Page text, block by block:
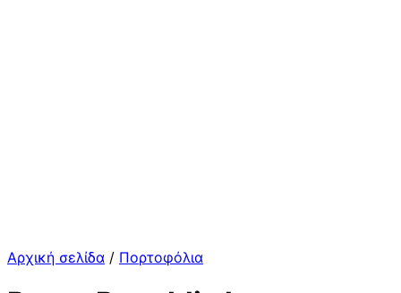
Αρχική σελίδα / Πορτοφόλια